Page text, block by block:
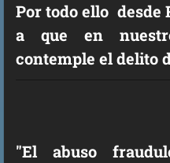
Por todo ello desde
a que en
contemple el delito
"El abuso